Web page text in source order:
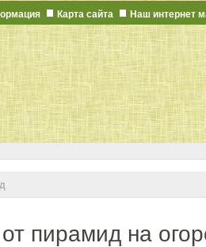
пирамид на
Карта сайта Наш интернет